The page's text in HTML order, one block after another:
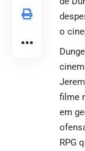
o
filme
em
RPG